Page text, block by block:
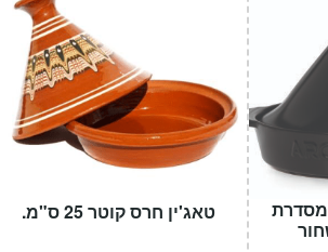
טאג'ין חרס קוטר 25 ס"מ.
טאג'ין Arcosteel מסדרת